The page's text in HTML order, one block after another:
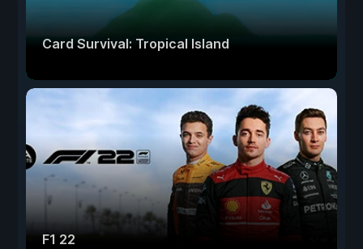
Card Survival: Tropical Island
F1 22